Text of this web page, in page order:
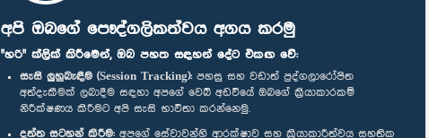
අපි ඔබගේ පෞද්ගලිකත්වය අගය කරමු
"හරි" ක්ලික් කිරීමෙන්, ඔබ පහත සඳහන් දේට එකඟ වේ:
සැසි ලුහුබැඳීම (Session Tracking): පහසු සහ වඩාත් පුද්ගලාරෝපිත
අත්දැකීමක් ලබාදීම සඳහා අපගේ වෙබ් අඩවියේ ඔබගේ ක්‍රියාකාරකම්
නිරීක්ෂණය කිරීමට අපි සැසි භාවිතා කරන්නෙමු.
දත්ත සටහන් කිරීම: අපගේ සේවාවන්හි ආරක්ෂාව සහ ක්‍රියාකාරීත්වය සහතික